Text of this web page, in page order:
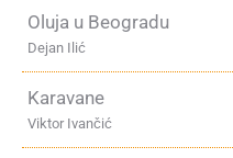
Oluja u Beogradu
Dejan Ilić
Karavane
Viktor Ivančić